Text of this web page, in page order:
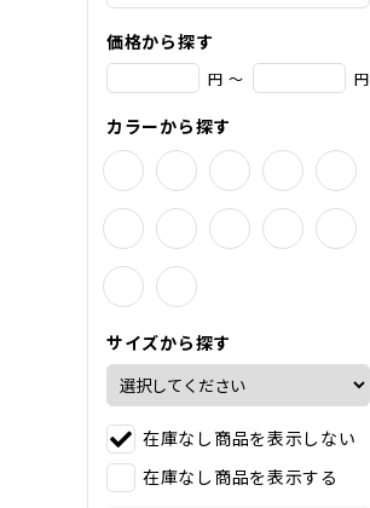
価格から探す
円 ～ 円
カラーから探す
サイズから探す
在庫なし商品を表示しない
在庫なし商品を表示する